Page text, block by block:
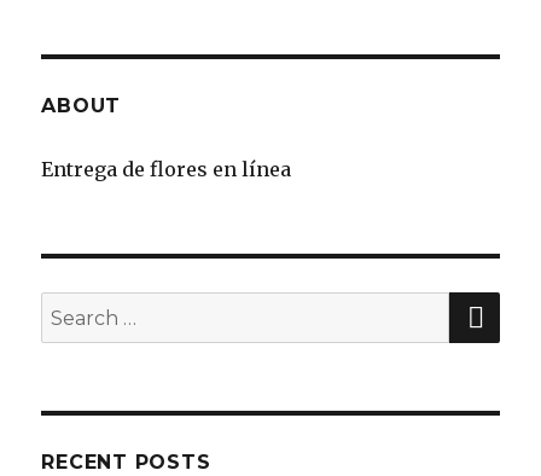
ABOUT
Entrega de flores en línea
Search
for:
RECENT POSTS